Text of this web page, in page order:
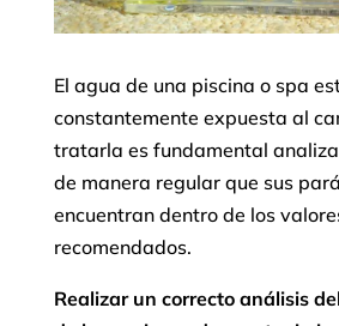
El agua de una piscina o spa
constantemente expuesta al
tratarla es fundamental
de manera regular que sus
encuentran dentro de los
recomendados.
Realizar un correcto análisis